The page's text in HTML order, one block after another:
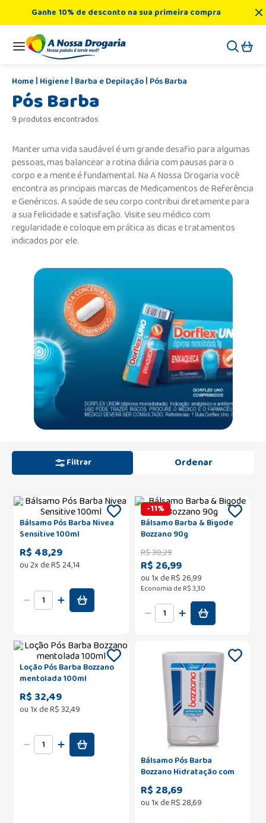
Ganhe 10% de desconto na sua primeira compra
Higiene Barba e Depilação Pós Barba
Pós Barba
9 produtos encontrados
Manter uma vida saudável é um grande desafio para algumas
pessoas, mas balancear a rotina diária com pausas para o
corpo e a mente é fundamental. Na A Nossa Drogaria você
encontra as principais marcas de Medicamentos de Referência
e Genéricos. A saúde de seu corpo contribui diretamente para
a sua felicidade e satisfação. Visite seu médico com
regularidade e coloque em prática as dicas e tratamentos
indicados por ele.
Filtrar
Bálsamo Pós Barba Nivea
Sensitive 100ml
R$ 48,29
ou2x deR$24,14
-11%
Bálsamo Barba & Bigode
Bozzano 90g
R$30,29
R$ 26,99
ou1x deR$26,99
Economia de R$ 3,30
Loção Pós Barba Bozzano
mentolada 100ml
R$ 32,49
ou1x deR$32,49
Bálsamo Pós Barba
Bozzano Hidratação com
100g
R$ 28,69
ou1x deR$28,69